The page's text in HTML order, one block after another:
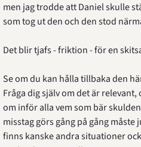
men jag trodde att Daniel skulle
som tog ut den och den stod
Det blir tjafs - friktion - för en
Se om du kan hålla tillbaka den
Fråga dig själv om det är
om inför alla vem som bär
misstag görs gång på gång
finns kanske andra situationer